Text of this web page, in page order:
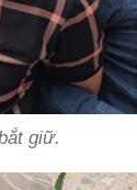
giữ.